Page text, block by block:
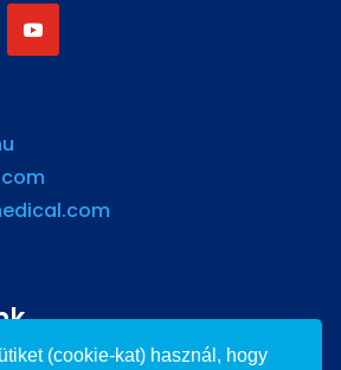
(cookie-kat) használ, hogy